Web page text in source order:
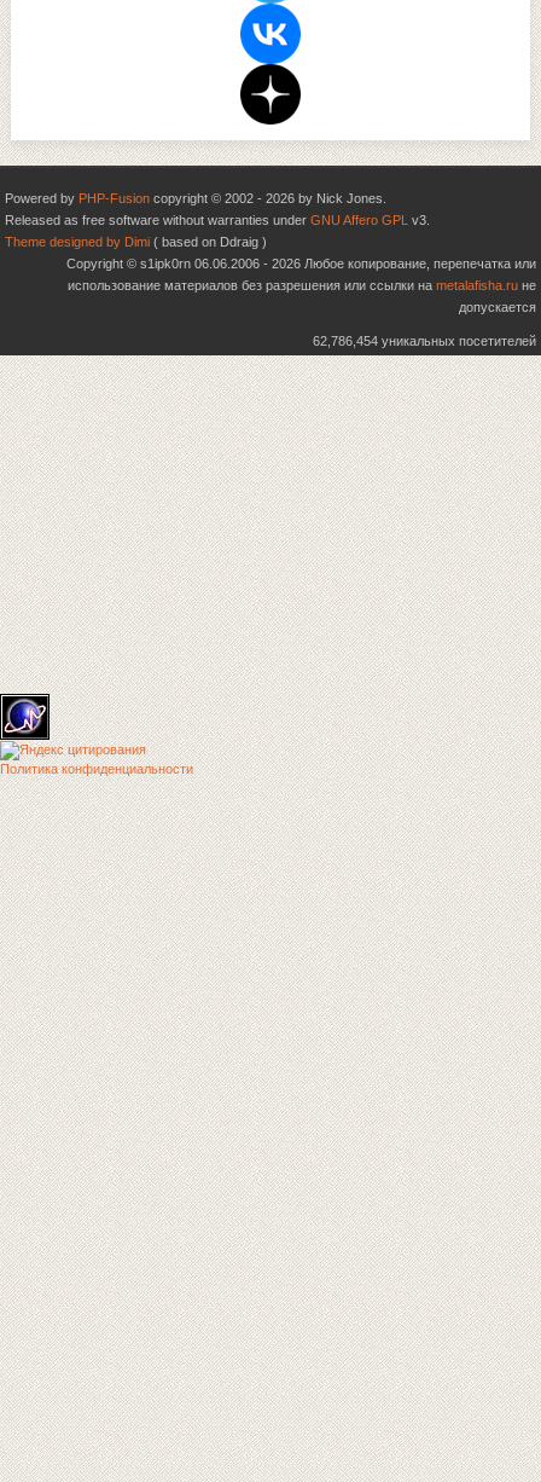
Powered by PHP-Fusion copyright © 2002 - 2026 by Nick Jones.
Released as free software without warranties under GNU Affero GPL v3.
Theme designed by Dimi ( based on Ddraig )
Copyright © s1ipk0rn 06.06.2006 - 2026 Любое копирование, перепечатка или
использование материалов без разрешения или ссылки на metalafisha.ru не
допускается
62,786,454 уникальных посетителей
Политика конфиденциальности